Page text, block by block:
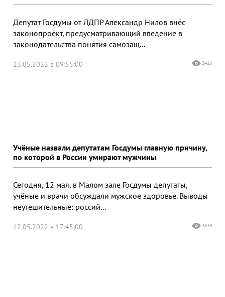
Депутат Госдумы от ЛДПР Александр Нилов внёс
законопроект, предусматривающий введение в
законодательства понятия самозащ...
13.05.2022 в 09:55:00 2416
Учёные назвали депутатам Госдумы главную причину,
по которой в России умирают мужчины
Сегодня, 12 мая, в Малом зале Госдумы депутаты,
учёные и врачи обсуждали мужское здоровье. Выводы
неутешительные: россий...
12.05.2022 в 17:45:00 3839